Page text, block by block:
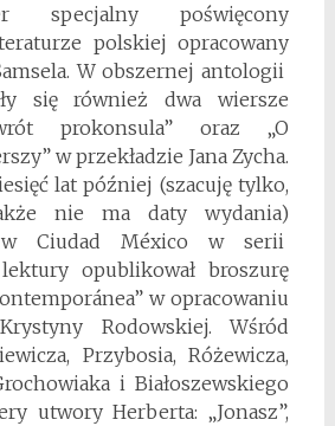
specjalny poświęcony
polskiej opracowany
W obszernej antologii
się również dwa wiersze
prokonsula” oraz „O
w przekładzie Jana Zycha.
lat później (szacuję tylko,
nie ma daty wydania)
Ciudad México w serii
opublikował broszurę
w opracowaniu
Rodowskiej. Wśród
Przybosia, Różewicza,
i Białoszewskiego
utwory Herberta: „Jonasz”,